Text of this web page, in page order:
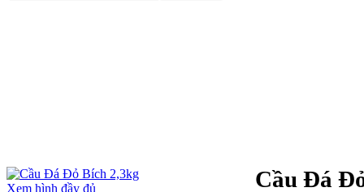
Xem hình đầy đủ Cầu Đá